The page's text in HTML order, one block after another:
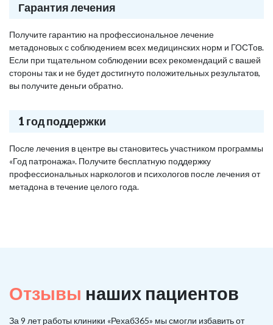
Гарантия лечения
Получите гарантию на профессиональное лечение
метадоновых с соблюдением всех медицинских норм и ГОСТов.
Если при тщательном соблюдении всех рекомендаций с вашей
стороны так и не будет достигнуто положительных результатов,
вы получите деньги обратно.
1 год поддержки
После лечения в центре вы становитесь участником программы
«Год патронажа». Получите бесплатную поддержку
профессиональных наркологов и психологов после лечения от
метадона в течение целого года.
Отзывы наших пациентов
За 9 лет работы клиники «Рехаб365» мы смогли избавить от